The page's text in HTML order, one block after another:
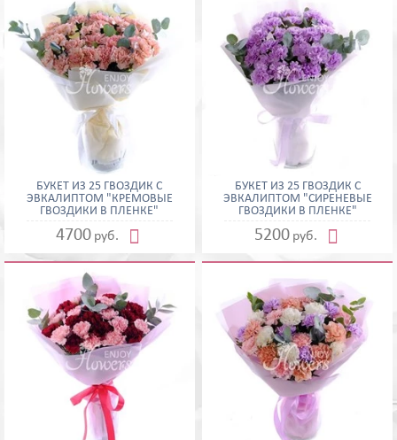
БУКЕТ ИЗ 25 ГВОЗДИК С
ЭВКАЛИПТОМ "КРЕМОВЫЕ
ГВОЗДИКИ В ПЛЕНКЕ"
4700 руб. 
БУКЕТ ИЗ 25 ГВОЗДИК С
ЭВКАЛИПТОМ "СИРЕНЕВЫЕ
ГВОЗДИКИ В ПЛЕНКЕ"
5200 руб. 